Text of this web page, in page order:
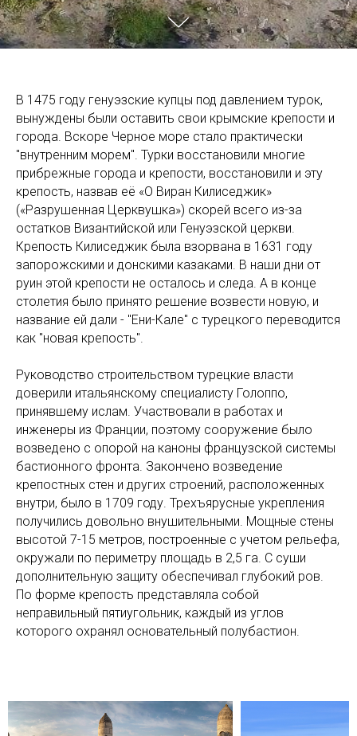
В 1475 году генуэзские купцы под давлением турок,
вынуждены были оставить свои крымские крепости и
города. Вскоре Черное море стало практически
"внутренним морем". Турки восстановили многие
прибрежные города и крепости, восстановили и эту
крепость, назвав её «О Виран Килиседжик»
(«Разрушенная Церквушка») скорей всего из-за
остатков Византийской или Генуэзской церкви.
Крепость Килиседжик была взорвана в 1631 году
запорожскими и донскими казаками. В наши дни от
руин этой крепости не осталось и следа. А в конце
столетия было принято решение возвести новую, и
название ей дали - "Ени-Кале" с турецкого переводится
как "новая крепость".
Руководство строительством турецкие власти
доверили итальянскому специалисту Голоппо,
принявшему ислам. Участвовали в работах и
инженеры из Франции, поэтому сооружение было
возведено с опорой на каноны французской системы
бастионного фронта. Закончено возведение
крепостных стен и других строений, расположенных
внутри, было в 1709 году. Трехъярусные укрепления
получились довольно внушительными. Мощные стены
высотой 7-15 метров, построенные с учетом рельефа,
окружали по периметру площадь в 2,5 га. С суши
дополнительную защиту обеспечивал глубокий ров.
По форме крепость представляла собой
неправильный пятиугольник, каждый из углов
которого охранял основательный полубастион.